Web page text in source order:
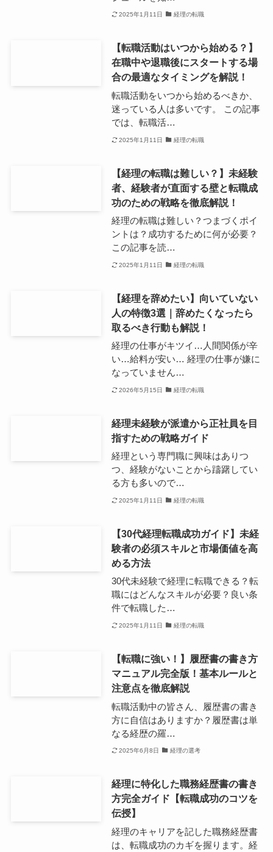
2025年1月11日 経理の転職
【転職活動はいつから始める？】
在職中や退職後にスタートする場
合の最適なタイミングを解説！
転職活動をいつから始めるべきか、
迷っている人は多いです。 この記事
では、転職活…
2025年1月11日 経理の転職
【経理の転職は難しい？】未経験
者、経験者が直面する壁と転職成
功のための戦略を徹底解説！
経理の転職は難しい？つまづくポイ
ントは？成功するために何が必要？
この記事を読…
2025年1月11日 経理の転職
【経理を辞めたい】向いていない
人の特徴3選｜辞めたくなったら
取るべき行動も解説！
経理の仕事がキツイ…人間関係が辛
い…給料が安い… 経理の仕事が嫌に
なっていません…
2026年5月15日 経理の転職
経理未経験が派遣から正社員を目
指すための戦略ガイド
経理という専門職に興味はありつ
つ、経験がないことから躊躇してい
る方も多いので…
2025年1月11日 経理の転職
【30代経理転職成功ガイド】未経
験者の必須スキルと市場価値を高
める方法
30代未経験で経理に転職できる？転
職にはどんなスキルが必要？良い条
件で転職した…
2025年1月11日 経理の転職
【転職に強い！】履歴書の書き方
マニュアル完全版！基本ルールと
注意点を徹底解説
転職活動中の皆さん、履歴書の書き
方に自信はありますか？履歴書は単
なる経歴の羅…
2025年6月8日 経理の選考
経理に特化した職務経歴書の書き
方完全ガイド【転職成功のコツを
伝授】
経理のキャリアを記した職務経歴書
は、転職成功のカギを握ります。経